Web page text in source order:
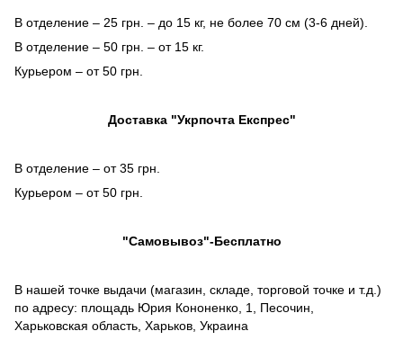
В отделение – 25 грн. – до 15 кг, не более 70 см (3-6 дней).
В отделение – 50 грн. – от 15 кг.
Курьером – от 50 грн.
Доставка "Укрпочта Експрес"
В отделение – от 35 грн.
Курьером – от 50 грн.
"Самовывоз"-Бесплатно
В нашей точке выдачи (магазин, складе, торговой точке и т.д.)
по адресу: площадь Юрия Кононенко, 1, Песочин,
Харьковская область, Харьков, Украина